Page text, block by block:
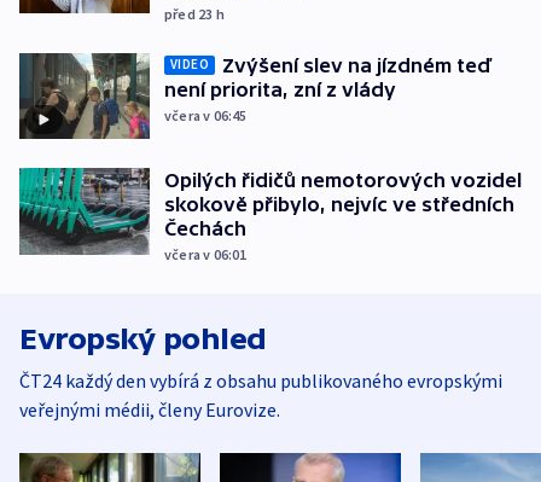
před 23 h
VIDEO
Zvýšení slev na jízdném teď
není priorita, zní z vlády
včera v 06:45
Opilých řidičů nemotorových vozidel
skokově přibylo, nejvíc ve středních
Čechách
včera v 06:01
Evropský pohled
ČT24 každý den vybírá z obsahu publikovaného evropskými
veřejnými médii, členy Eurovize.